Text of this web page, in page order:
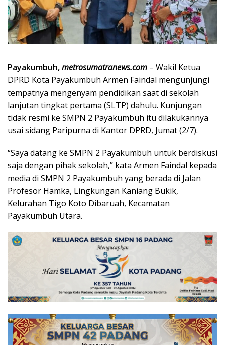
Payakumbuh,metrosumatranews.com – Wakil Ketua
DPRD Kota Payakumbuh Armen Faindal mengunjungi
tempatnya mengenyam pendidikan saat di sekolah
lanjutan tingkat pertama (SLTP) dahulu. Kunjungan
tidak resmi ke SMPN 2 Payakumbuh itu dilakukannya
usai sidang Paripurna di Kantor DPRD, Jumat (2/7).
“Saya datang ke SMPN 2 Payakumbuh untuk berdiskusi
saja dengan pihak sekolah,” kata Armen Faindal kepada
media di SMPN 2 Payakumbuh yang berada di Jalan
Profesor Hamka, Lingkungan Kaniang Bukik,
Kelurahan Tigo Koto Dibaruah, Kecamatan
Payakumbuh Utara.